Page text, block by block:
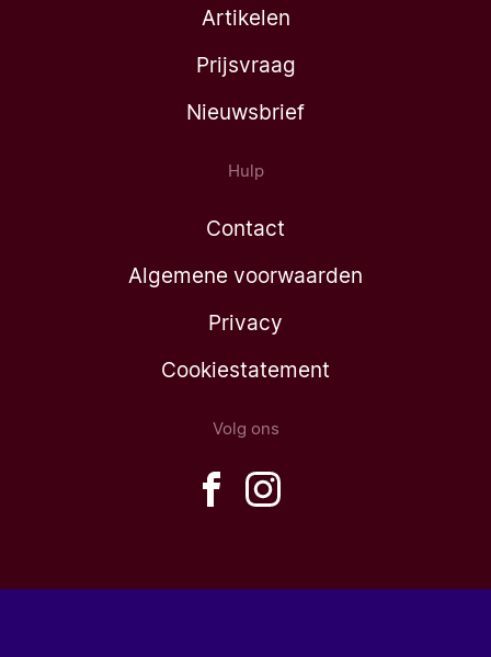
Artikelen
Prijsvraag
Nieuwsbrief
Hulp
Contact
Algemene voorwaarden
Privacy
Cookiestatement
Volg ons